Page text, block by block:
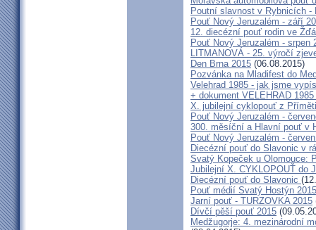
Poutní slavnost v Rybnicích -
Pouť Nový Jeruzalém - září
12. diecézní pouť rodin ve
Pouť Nový Jeruzalém - srpen
LITMANOVÁ - 25. výročí
Den Brna 2015 (06.08.2015)
Pozvánka na Mladifest do
Velehrad 1985 - jak jsme
+ dokument VELEHRAD
X. jubilejní cyklopouť z
Pouť Nový Jeruzalém -
300. měsíční a Hlavní pouť v
Pouť Nový Jeruzalém -
Diecézní pouť do Slavonic v
Svatý Kopeček u Olomouce:
Jubilejní X. CYKLOPOUŤ do
Diecézní pouť do Slavonic
Pouť médií Svatý Hostýn 2015
Jarní pouť - TURZOVKA 2015
Dívčí pěší pouť 2015
Medžugorje: 4. mezinárodní